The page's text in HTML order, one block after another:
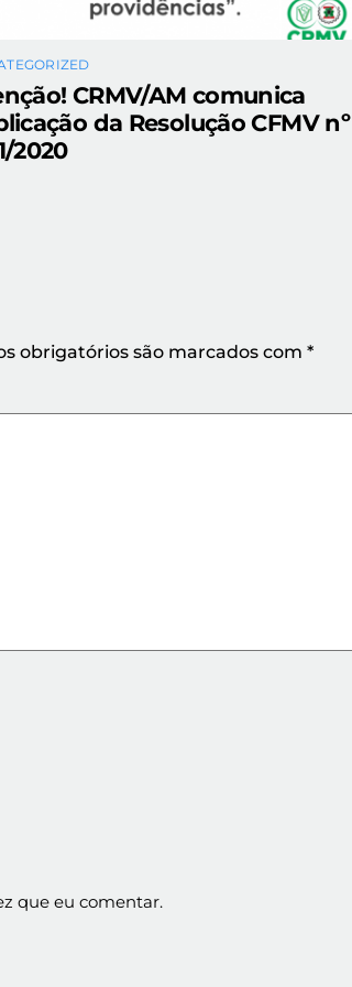
CRMV/AM comunica
da Resolução CFMV nº
2020
obrigatórios são marcados com *
que eu comentar.